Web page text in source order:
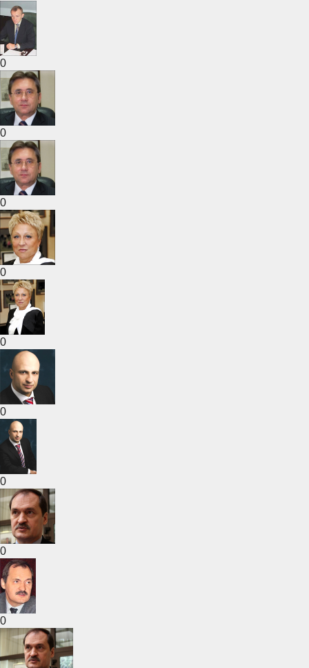
0
0
0
0
0
0
0
0
0